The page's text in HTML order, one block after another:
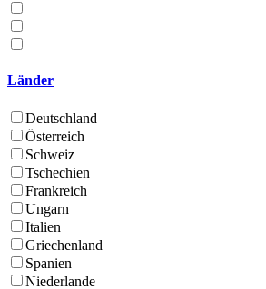
Länder
Deutschland
Österreich
Schweiz
Tschechien
Frankreich
Ungarn
Italien
Griechenland
Spanien
Niederlande